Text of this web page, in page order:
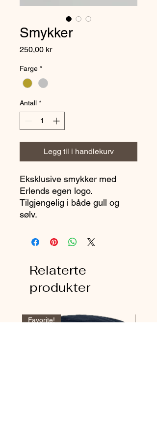
Smykker
250,00 krPris
Farge *
Antall *
Legg til i handlekurv
Eksklusive smykker med
Erlends egen logo.
Tilgjengelig i både gull og
sølv.
Relaterte
produkter
Favorite!